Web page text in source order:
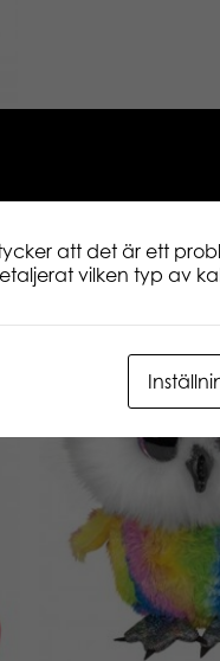
att det är ett
vilken typ av